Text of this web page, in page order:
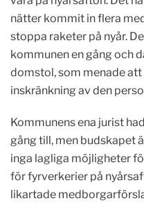
nätter kommit in flera
stoppa raketer på nyår.
kommunen en gång och
domstol, som menade
inskränkning av den
Kommunens ena jurist
gång till, men budskapet
inga lagliga möjligheter
för fyrverkerier på
likartade